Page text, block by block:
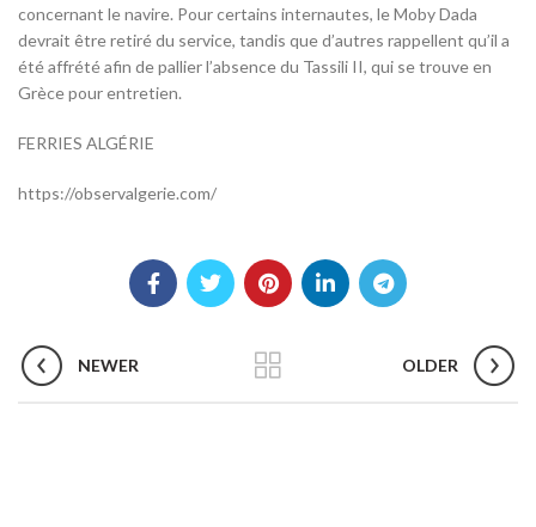
concernant le navire. Pour certains internautes, le Moby Dada
devrait être retiré du service, tandis que d’autres rappellent qu’il a
été affrété afin de pallier l’absence du Tassili II, qui se trouve en
Grèce pour entretien.
FERRIES ALGÉRIE
https://observalgerie.com/
NEWER OLDER